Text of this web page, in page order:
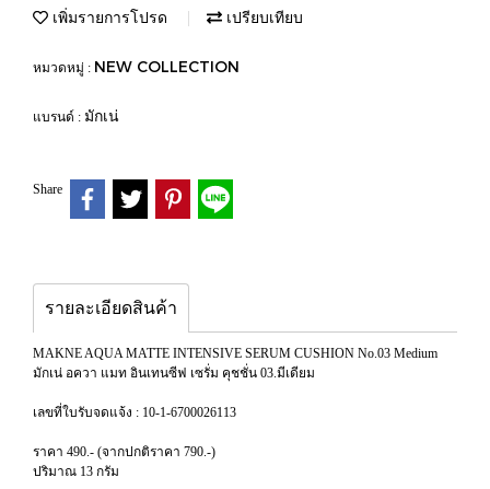
เพิ่มรายการโปรด เปรียบเทียบ
หมวดหมู่ : NEW COLLECTION
แบรนด์ : มักเน่
Share
รายละเอียดสินค้า
MAKNE AQUA MATTE INTENSIVE SERUM CUSHION No.03 Medium
มักเน่ อควา แมท อินเทนซีฟ เซรั่ม คุชชั่น 03.มีเดียม
เลขที่ใบรับจดแจ้ง : 10-1-6700026113
ราคา 490.- (จากปกติราคา 790.-)
ปริมาณ 13 กรัม